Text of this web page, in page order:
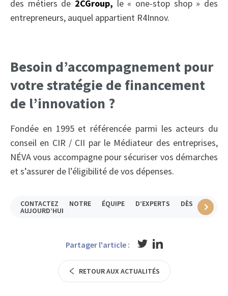
des métiers de 2CGroup, le « one-stop shop » des
entrepreneurs, auquel appartient R4Innov.
Besoin d’accompagnement pour
votre stratégie de financement
de l’innovation ?
Fondée en 1995 et référencée parmi les acteurs du
conseil en CIR / CII par le Médiateur des entreprises,
NÉVA vous accompagne pour sécuriser vos démarches
et s’assurer de l’éligibilité de vos dépenses.
CONTACTEZ NOTRE ÉQUIPE D’EXPERTS DÈS
AUJOURD’HUI
RETOUR AUX ACTUALITÉS
Partager l'article :